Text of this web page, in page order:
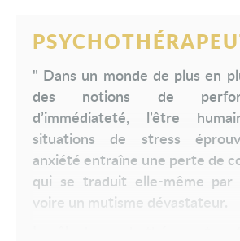
" Dans un monde de plus en
des notions de
d’immédiateté, l’être
situations de stress
anxiété entraîne une perte de
qui se traduit elle-même par
voire un mutisme dévastateur.